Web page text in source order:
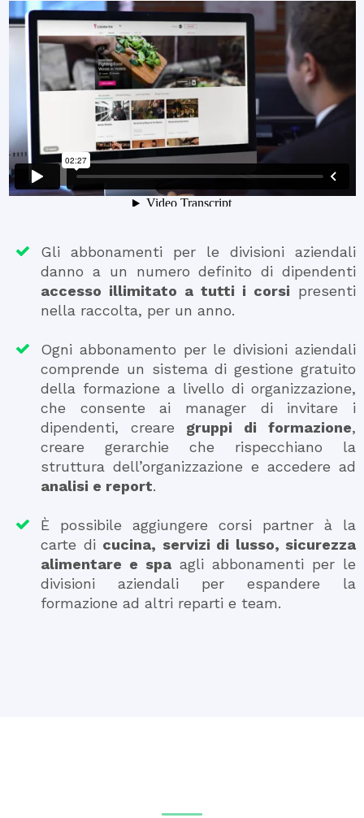
Gli abbonamenti per le divisioni aziendali
danno a un numero definito di dipendenti
accesso illimitato a tutti i corsi presenti
nella raccolta, per un anno.
Ogni abbonamento per le divisioni aziendali
comprende un sistema di gestione gratuito
della formazione a livello di organizzazione,
che consente ai manager di invitare i
dipendenti, creare gruppi di formazione,
creare gerarchie che rispecchiano la
struttura dell’organizzazione e accedere ad
analisi e report.
È possibile aggiungere corsi partner à la
carte di cucina, servizi di lusso, sicurezza
alimentare e spa agli abbonamenti per le
divisioni aziendali per espandere la
formazione ad altri reparti e team.